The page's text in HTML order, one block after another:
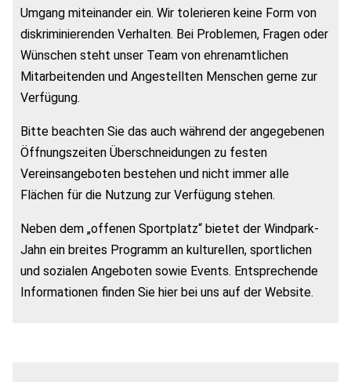
Umgang miteinander ein. Wir tolerieren keine Form von
diskriminierenden Verhalten. Bei Problemen, Fragen oder
Wünschen steht unser Team von ehrenamtlichen
Mitarbeitenden und Angestellten Menschen gerne zur
Verfügung.
Bitte beachten Sie das auch während der angegebenen
Öffnungszeiten Überschneidungen zu festen
Vereinsangeboten bestehen und nicht immer alle
Flächen für die Nutzung zur Verfügung stehen.
Neben dem „offenen Sportplatz“ bietet der Windpark-
Jahn ein breites Programm an kulturellen, sportlichen
und sozialen Angeboten sowie Events. Entsprechende
Informationen finden Sie hier bei uns auf der Website.